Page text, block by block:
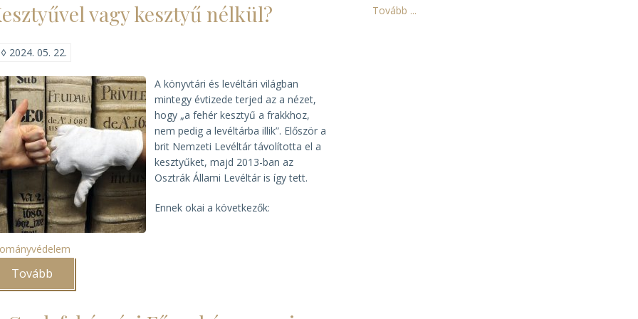
Damásdi
Zoltán)vagy kesztyű nélkül?
◊ 2024. 05. 22.
A könyvtári és levéltári világban
mintegy évtizede terjed az a nézet,
hogy „a fehér kesztyű a frakkhoz,
nem pedig a levéltárba illik”. Először a
brit Nemzeti Levéltár távolította el a
kesztyűket, majd 2013-ban az
Osztrák Állami Levéltár is így tett.
Ennek okai a következők:
Tovább
kesztyű
Tovább ...